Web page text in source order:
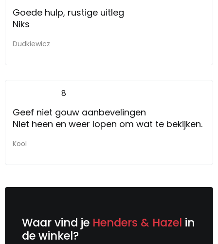
Goede hulp, rustige uitleg
Niks
Dudkiewicz
8
Geef niet gouw aanbevelingen
Niet heen en weer lopen om wat te bekijken.
Kool
Waar vind je Henders & Hazel in
de winkel?